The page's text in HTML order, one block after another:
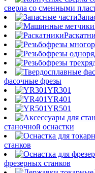
сверла со сменными
фасочные фрезы
YR301
YR401
YR501
станочной оснастки
станков
фрезерных станков